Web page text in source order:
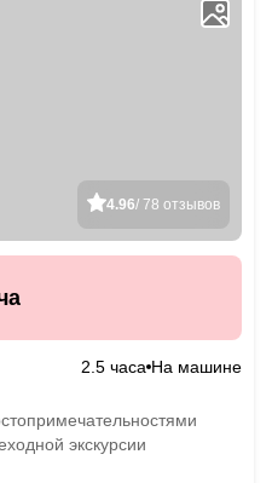
4.96/ 78 отзывов
2.5 часа На машине
экскурсии